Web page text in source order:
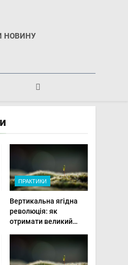
НОВИНУ
ПРАКТИКИ
Вертикальна ягідна
революція: як
отримати великий
мінімальній площі